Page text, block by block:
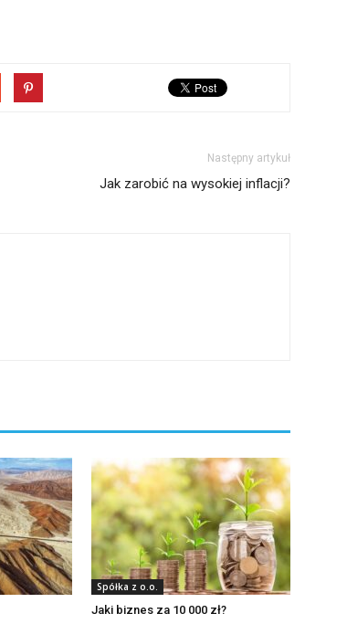
Następny artykuł
Jak zarobić na wysokiej inflacji?
Spółka z o.o.
Jaki biznes za 10 000 zł?